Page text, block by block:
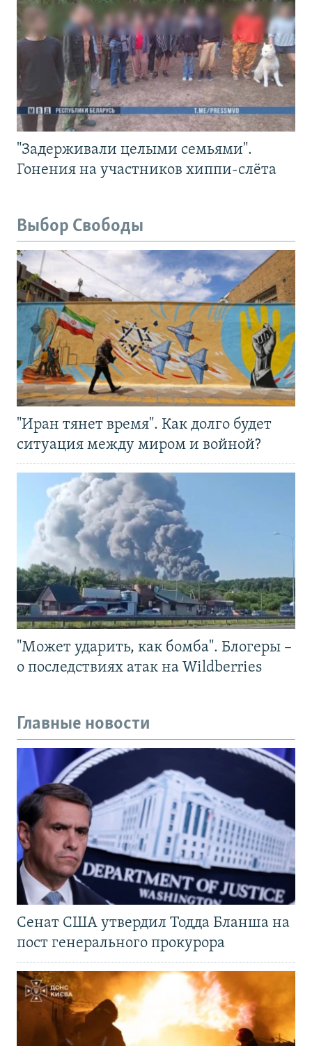
"Задерживали целыми семьями".
Гонения на участников хиппи-слёта
Выбор Свободы
"Иран тянет время". Как долго будет
ситуация между миром и войной?
"Может ударить, как бомба". Блогеры –
о последствиях атак на Wildberries
Главные новости
Сенат США утвердил Тодда Бланша на
пост генерального прокурора